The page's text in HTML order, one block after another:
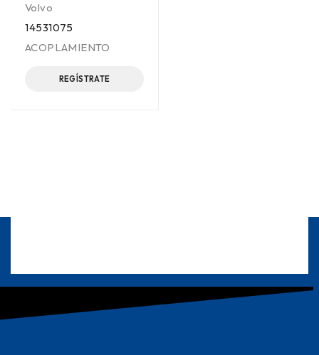
Volvo
14531075
ACOPLAMIENTO
REGÍSTRATE